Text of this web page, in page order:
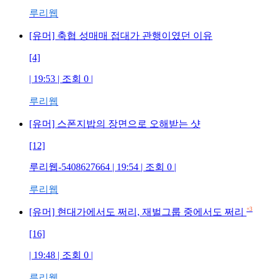
루리웹
[유머] 축협 성매매 접대가 관행이였던 이유
[4]
| 19:53 | 조회 0 |
루리웹
[유머] 스폰지밥의 장면으로 오해받는 샷
[12]
루리웹-5408627664 | 19:54 | 조회 0 |
루리웹
[유머] 현대가에서도 쩌리, 재벌그룹 중에서도 쩌리 +3
[16]
| 19:48 | 조회 0 |